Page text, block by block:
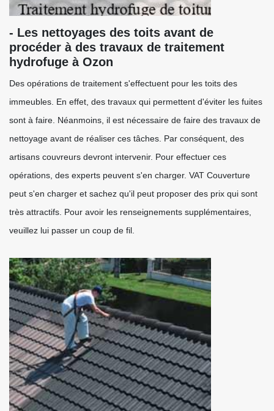
- Les nettoyages des toits avant de
procéder à des travaux de traitement
hydrofuge à Ozon
Des opérations de traitement s'effectuent pour les toits des
immeubles. En effet, des travaux qui permettent d'éviter les fuites
sont à faire. Néanmoins, il est nécessaire de faire des travaux de
nettoyage avant de réaliser ces tâches. Par conséquent, des
artisans couvreurs devront intervenir. Pour effectuer ces
opérations, des experts peuvent s'en charger. VAT Couverture
peut s'en charger et sachez qu'il peut proposer des prix qui sont
très attractifs. Pour avoir les renseignements supplémentaires,
veuillez lui passer un coup de fil.